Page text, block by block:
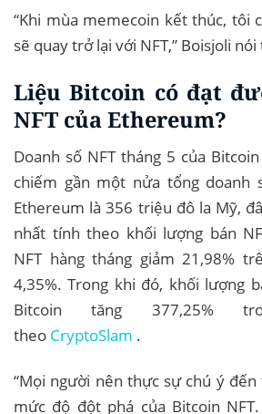
“Khi mùa memecoin kết thúc, tôi
sẽ quay trở lại với NFT,” Boisjoli
Liệu Bitcoin có đạt
NFT của Ethereum?
Doanh số NFT tháng 5 của
chiếm gần một nửa tổng doanh
Ethereum là 356 triệu đô la Mỹ,
nhất tính theo khối lượng bán
NFT hàng tháng giảm 21,98%
4,35%. Trong khi đó, khối lượng
Bitcoin tăng 377,25%
theo CryptoSlam .
“Mọi người nên thực sự chú ý
mức độ đột phá của Bitcoin